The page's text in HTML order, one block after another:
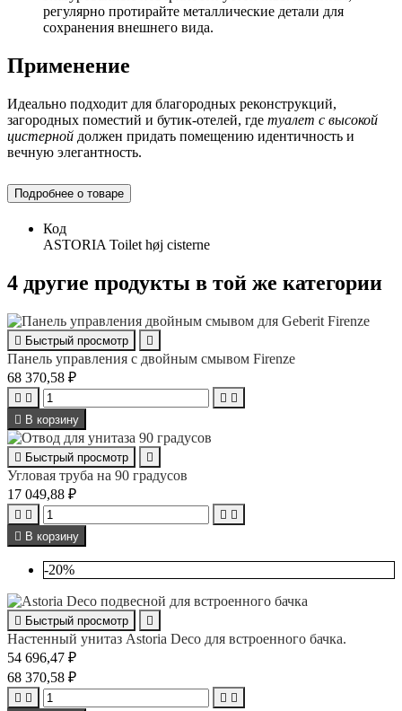
регулярно протирайте металлические детали для
сохранения внешнего вида.
Применение
Идеально подходит для благородных реконструкций,
загородных поместий и бутик-отелей, где туалет с высокой
цистерной должен придать помещению идентичность и
вечную элегантность.
Подробнее о товаре
Код
ASTORIA Toilet høj cisterne
4 другие продукты в той же категории
 Быстрый просмотр 
Панель управления с двойным смывом Firenze
68 370,58 ₽
   
 В корзину
 Быстрый просмотр 
Угловая труба на 90 градусов
17 049,88 ₽
   
 В корзину
-20%
 Быстрый просмотр 
Настенный унитаз Astoria Deco для встроенного бачка.
54 696,47 ₽
68 370,58 ₽
   